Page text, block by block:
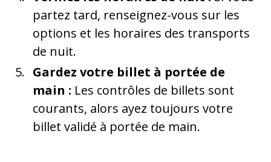
partez tard, renseignez-vous sur les
options et les horaires des transports
de nuit.
Gardez votre billet à portée de
main : Les contrôles de billets sont
courants, alors ayez toujours votre
billet validé à portée de main.